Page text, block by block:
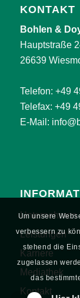
KONTAKT
Bohlen &
Hauptstraße
26639
Telefon: +49
Telefax: +49
E-Mail:
Unternehmen
Leistungen
Karriere
Mediathek
Kontakt
Um unsere
verbessern zu
stehend die
zugelassen
das